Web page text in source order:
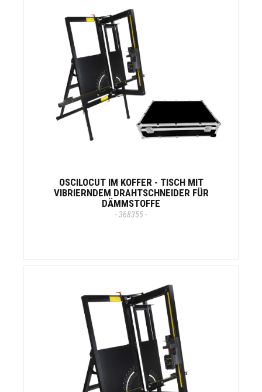
OSCILOCUT IM KOFFER - TISCH MIT
VIBRIERNDEM DRAHTSCHNEIDER FÜR
DÄMMSTOFFE
- 368355 -